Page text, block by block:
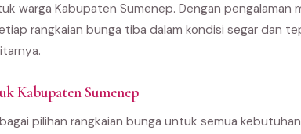
warga Kabupaten Sumenep. Dengan pengalaman
rangkaian bunga tiba dalam kondisi segar dan
Kabupaten Sumenep
pilihan rangkaian bunga untuk semua